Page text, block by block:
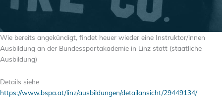
Wie bereits angekündigt, findet heuer wieder eine Instruktor/innen
Ausbildung an der Bundessportakademie in Linz statt (staatliche
Ausbildung)
Details siehe
https://www.bspa.at/linz/ausbildungen/detailansicht/29449134/